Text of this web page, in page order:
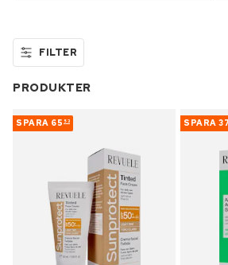
FILTER
PRODUKTER
SPARA 65 53 SPARA 37